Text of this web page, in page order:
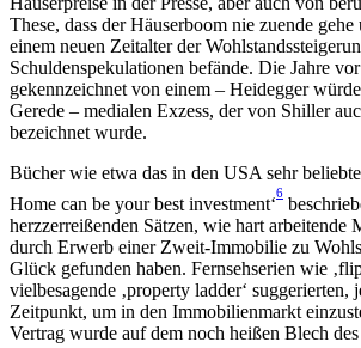
These, dass der Häuserboom nie zuende
einem neuen Zeitalter der
Schuldenspekulationen befände. Die Jahre
gekennzeichnet von einem – Heidegger
Gerede – medialen Exzess, der von Shiller
bezeichnet wurde.
Bücher wie etwa das in den USA sehr
Home can be your best investment‘
6
herzzerreißenden Sätzen, wie hart arbeitende
durch Erwerb einer Zweit-Immobilie zu
Glück gefunden haben. Fernsehserien wie
vielbesagende ‚property ladder‘ suggerierten,
Zeitpunkt, um in den Immobilienmarkt
Vertrag wurde auf dem noch heißen Blech